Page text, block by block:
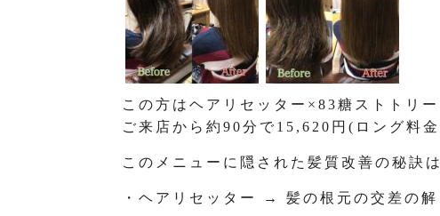
この方はヘアリセッター×83糖ストトリー
ご来店から約90分で15,620円(ロング料
このメニューに隠された髪質改善の秘訣は
・ヘアリセッター → 髪の根元の交差の